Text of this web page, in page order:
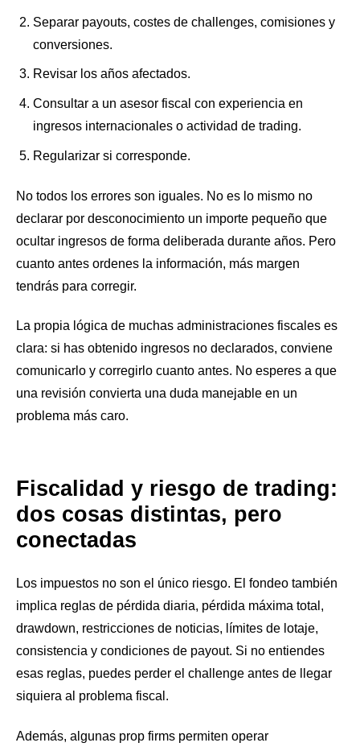
Separar payouts, costes de challenges, comisiones y
conversiones.
Revisar los años afectados.
Consultar a un asesor fiscal con experiencia en
ingresos internacionales o actividad de trading.
Regularizar si corresponde.
No todos los errores son iguales. No es lo mismo no
declarar por desconocimiento un importe pequeño que
ocultar ingresos de forma deliberada durante años. Pero
cuanto antes ordenes la información, más margen
tendrás para corregir.
La propia lógica de muchas administraciones fiscales es
clara: si has obtenido ingresos no declarados, conviene
comunicarlo y corregirlo cuanto antes. No esperes a que
una revisión convierta una duda manejable en un
problema más caro.
Fiscalidad y riesgo de trading:
dos cosas distintas, pero
conectadas
Los impuestos no son el único riesgo. El fondeo también
implica reglas de pérdida diaria, pérdida máxima total,
drawdown, restricciones de noticias, límites de lotaje,
consistencia y condiciones de payout. Si no entiendes
esas reglas, puedes perder el challenge antes de llegar
siquiera al problema fiscal.
Además, algunas prop firms permiten operar